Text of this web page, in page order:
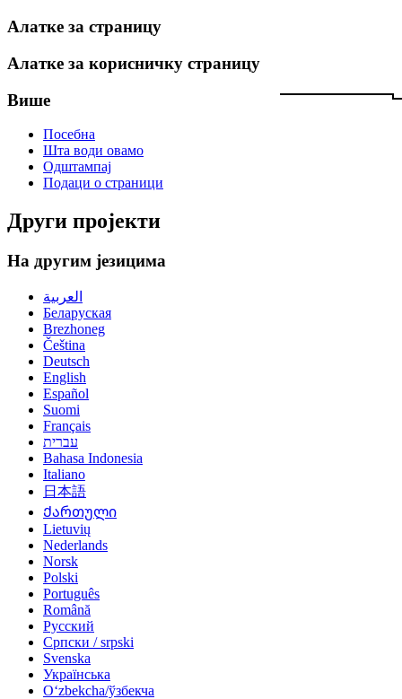
Алатке за страницу
Алатке за корисничку страницу
Више
Посебна
Шта води овамо
Одштампај
Подаци о страници
Други пројекти
На другим језицима
العربية
Беларуская
Brezhoneg
Čeština
Deutsch
English
Español
Suomi
Français
עברית
Bahasa Indonesia
Italiano
日本語
Ქართული
Lietuvių
Nederlands
Norsk
Polski
Português
Română
Русский
Српски / srpski
Svenska
Українська
Oʻzbekcha/ўзбекча